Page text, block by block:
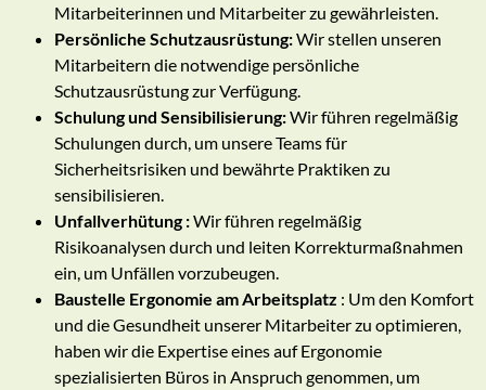
Mitarbeiterinnen und Mitarbeiter zu gewährleisten.
Persönliche Schutzausrüstung:Wir stellen unseren
Mitarbeitern die notwendige persönliche
Schutzausrüstung zur Verfügung.
Schulung und Sensibilisierung:Wir führen regelmäßig
Schulungen durch, um unsere Teams für
Sicherheitsrisiken und bewährte Praktiken zu
sensibilisieren.
Unfallverhütung :Wir führen regelmäßig
Risikoanalysen durch und leiten Korrekturmaßnahmen
ein, um Unfällen vorzubeugen.
Baustelle Ergonomie am Arbeitsplatz : Um den Komfort
und die Gesundheit unserer Mitarbeiter zu optimieren,
haben wir die Expertise eines auf Ergonomie
spezialisierten Büros in Anspruch genommen, um